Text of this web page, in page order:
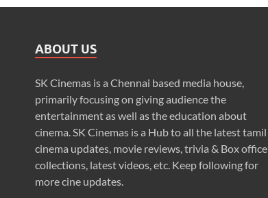
ABOUT US
SK Cinemas is a Chennai based media house,
primarily focusing on giving audience the
entertainment as well as the education about
cinema. SK Cinemas is a Hub to all the latest tamil
cinema updates, movie reviews, trivia & Box office
collections, latest videos, etc. Keep following for
more cine updates.